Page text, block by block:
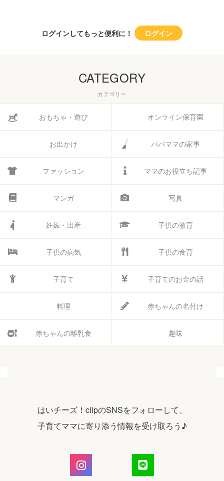
ログインしてもっと便利に！ ログイン
CATEGORY
カテゴリー
おもちゃ・遊び オンライン保育園
お出かけ パパママの家事
ファッション ママのお役立ち記事
マンガ 写真
妊娠・出産 子供の教育
子供の病気 子供の食育
子育て 子育てのお金の話
料理 赤ちゃんの名付け
赤ちゃんの離乳食 趣味
はいチーズ！clipのSNSをフォローして、
子育てママに寄り添う情報を受け取ろう♪